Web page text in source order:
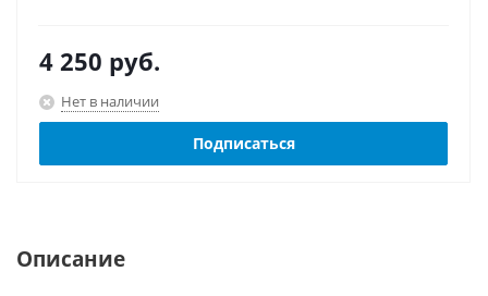
4 250 руб.
Нет в наличии
Подписаться
Описание